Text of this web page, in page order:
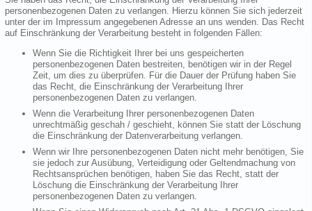
personenbezogenen Daten zu verlangen. Hierzu können Sie sich jederzeit
unter der im Impressum angegebenen Adresse an uns wenden. Das Recht
auf Einschränkung der Verarbeitung besteht in folgenden Fällen:
Wenn Sie die Richtigkeit Ihrer bei uns gespeicherten
personenbezogenen Daten bestreiten, benötigen wir in der Regel
Zeit, um dies zu überprüfen. Für die Dauer der Prüfung haben Sie
das Recht, die Einschränkung der Verarbeitung Ihrer
personenbezogenen Daten zu verlangen.
Wenn die Verarbeitung Ihrer personenbezogenen Daten
unrechtmäßig geschah / geschieht, können Sie statt der Löschung
die Einschränkung der Datenverarbeitung verlangen.
Wenn wir Ihre personenbezogenen Daten nicht mehr benötigen, Sie
sie jedoch zur Ausübung, Verteidigung oder Geltendmachung von
Rechtsansprüchen benötigen, haben Sie das Recht, statt der
Löschung die Einschränkung der Verarbeitung Ihrer
personenbezogenen Daten zu verlangen.